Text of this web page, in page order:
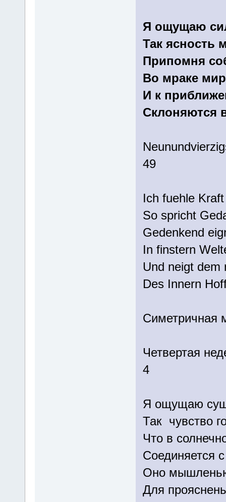
Я ощущаю
Так ясность
Припомня
Во мраке
И к
Склоняются
49
Ich fuehle
So spricht
Gedenkend
In finstern
Und neigt dem
Des Innern
Симетричная
Четвертая
4 ( 25.
Я ощущаю
Так чувство
Что в
Соединяется
Оно
Для